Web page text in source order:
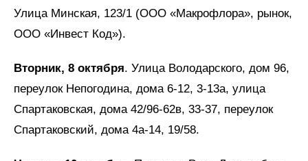
Улица Минская, 123/1 (ООО «Макрофлора», рынок,
ООО «Инвест Код»).
Вторник, 8 октября. Улица Володарского, дом 96,
переулок Непогодина, дома 6-12, 3-13а, улица
Спартаковская, дома 42/96-62в, 33-37, переулок
Спартаковский, дома 4а-14, 19/58.